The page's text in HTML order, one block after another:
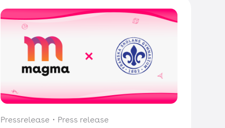
Pressrelease ・ Press release